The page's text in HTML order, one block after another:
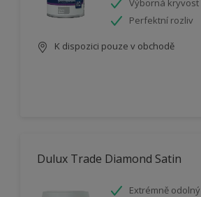
Výborná kryvost
Perfektní rozliv
K dispozici pouze v obchodě
Dulux Trade Diamond Satin
Extrémně odolný